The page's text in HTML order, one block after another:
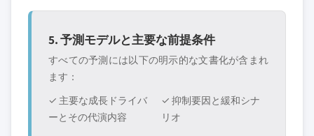
5. 予測モデルと主要な前提条件
すべての予測には以下の明示的な文書化が含まれ
ます：
✓ 主要な成長ドライバ
ーとその代演内容
✓ 抑制要因と緩和シナ
リオ